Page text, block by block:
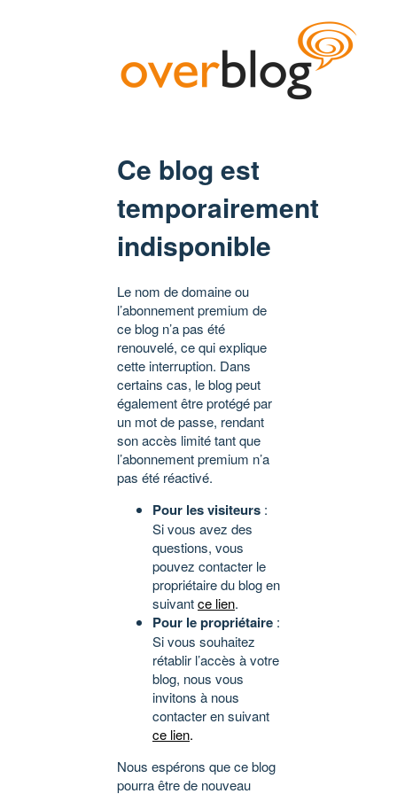
Ce blog est
temporairement
indisponible
Le nom de domaine ou
l’abonnement premium de
ce blog n’a pas été
renouvelé, ce qui explique
cette interruption. Dans
certains cas, le blog peut
également être protégé par
un mot de passe, rendant
son accès limité tant que
l’abonnement premium n’a
pas été réactivé.
Pour les visiteurs :
Si vous avez des
questions, vous
pouvez contacter le
propriétaire du blog en
suivantce lien.
Pour le propriétaire :
Si vous souhaitez
rétablir l’accès à votre
blog, nous vous
invitons à nous
contacter en suivant
ce lien.
Nous espérons que ce blog
pourra être de nouveau